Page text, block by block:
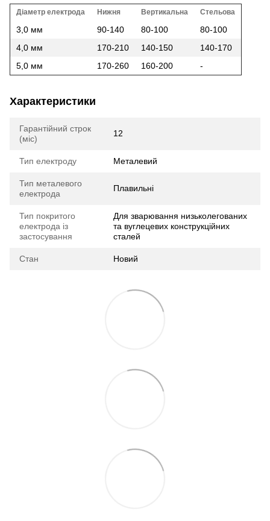
Діаметр електрода Нижня Вертикальна Стельова
3,0 мм 90-140 80-100
80-100
4,0 мм
170-210 140-150
140-170
5,0 мм
170-260 160-200 -
Характеристики
Гарантійний строк
(міс)
12
Тип електроду Металевий
Тип металевого
електрода
Плавильні
Тип покритого
електрода із
застосування
Для зварювання низьколегованих
та вуглецевих конструкційних
сталей
Стан Новий